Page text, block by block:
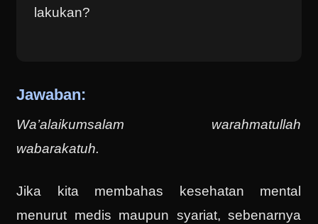
lakukan?
Jawaban:
Wa’alaikumsalam warahmatullah
wabarakatuh.
Jika kita membahas kesehatan mental
menurut medis maupun syariat, sebenarnya